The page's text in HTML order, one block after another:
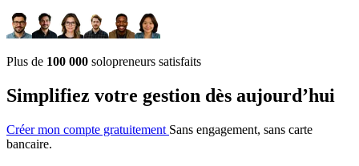
Plus de 100 000 solopreneurs satisfaits
Simplifiez votre gestion dès aujourd’hui
Créer mon compte gratuitement Sans engagement, sans carte
bancaire.